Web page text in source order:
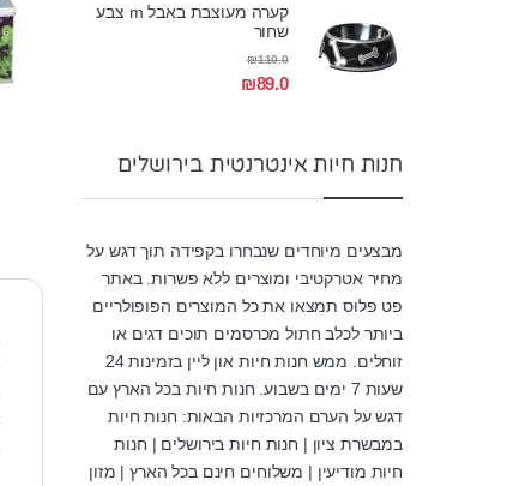
קערה מעוצבת באבל m צבע
שחור
₪89.0
₪110.0
חנות חיות אינטרנטית בירושלים
מבצעים מיוחדים שנבחרו בקפידה תוך דגש על
מחיר אטרקטיבי ומוצרים ללא פשרות. באתר
פט פלוס תמצאו את כל המוצרים הפופולריים
ביותר לכלב חתול מכרסמים תוכים דגים או
זוחלים. ממש חנות חיות און ליין בזמינות 24
שעות 7 ימים בשבוע. חנות חיות בכל הארץ עם
דגש על הערם המרכזיות הבאות: חנות חיות
במבשרת ציון | חנות חיות בירושלים | חנות
חיות מודיעין | משלוחים חינם בכל הארץ | מזון